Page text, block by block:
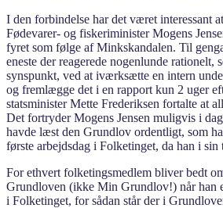
I den forbindelse har det været interessant
Fødevarer- og fiskeriminister Mogens
fyret som følge af Minkskandalen. Til
eneste der reagerede nogenlunde rationelt,
synspunkt, ved at iværksætte en intern
og fremlægge det i en rapport kun 2 uger
statsminister Mette Frederiksen fortalte at
Det fortryder Mogens Jensen muligvis i
havde læst den Grundlov ordentligt, som
første arbejdsdag i Folketinget, da han i
For ethvert folketingsmedlem bliver bedt
Grundloven (ikke Min Grundlov!) når han
i Folketinget, for sådan står der i